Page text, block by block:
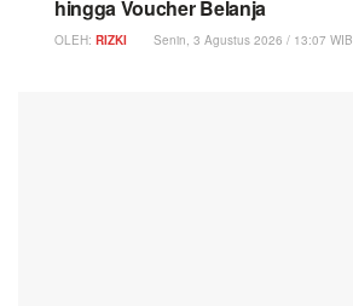
hingga Voucher Belanja
OLEH: RIZKI Senin, 3 Agustus 2026 / 13:07 WIB